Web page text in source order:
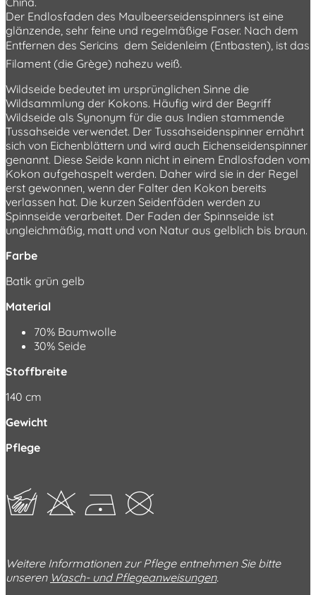
Der Endlosfaden des Maulbeerseidenspinners ist eine
glänzende, sehr feine und regelmäßige Faser. Nach dem
Entfernen des Sericins  dem Seidenleim (Entbasten), ist das
Filament (die Grège) nahezu weiß.
Wildseide bedeutet im ursprünglichen Sinne die
Wildsammlung der Kokons. Häufig wird der Begriff
Wildseide als Synonym für die aus Indien stammende
Tussahseide verwendet. Der Tussahseidenspinner ernährt
sich von Eichenblättern und wird auch Eichenseidenspinner
genannt. Diese Seide kann nicht in einem Endlosfaden vom
Kokon aufgehaspelt werden. Daher wird sie in der Regel
erst gewonnen, wenn der Falter den Kokon bereits
verlassen hat. Die kurzen Seidenfäden werden zu
Spinnseide verarbeitet. Der Faden der Spinnseide ist
ungleichmäßig, matt und von Natur aus gelblich bis braun.
Farbe
Batik grün gelb
Material
70% Baumwolle
30% Seide
Stoffbreite
140 cm
Gewicht
Pflege
cHDK
Weitere Informationen zur Pflege entnehmen Sie bitte
unseren Wasch- und Pflegeanweisungen.